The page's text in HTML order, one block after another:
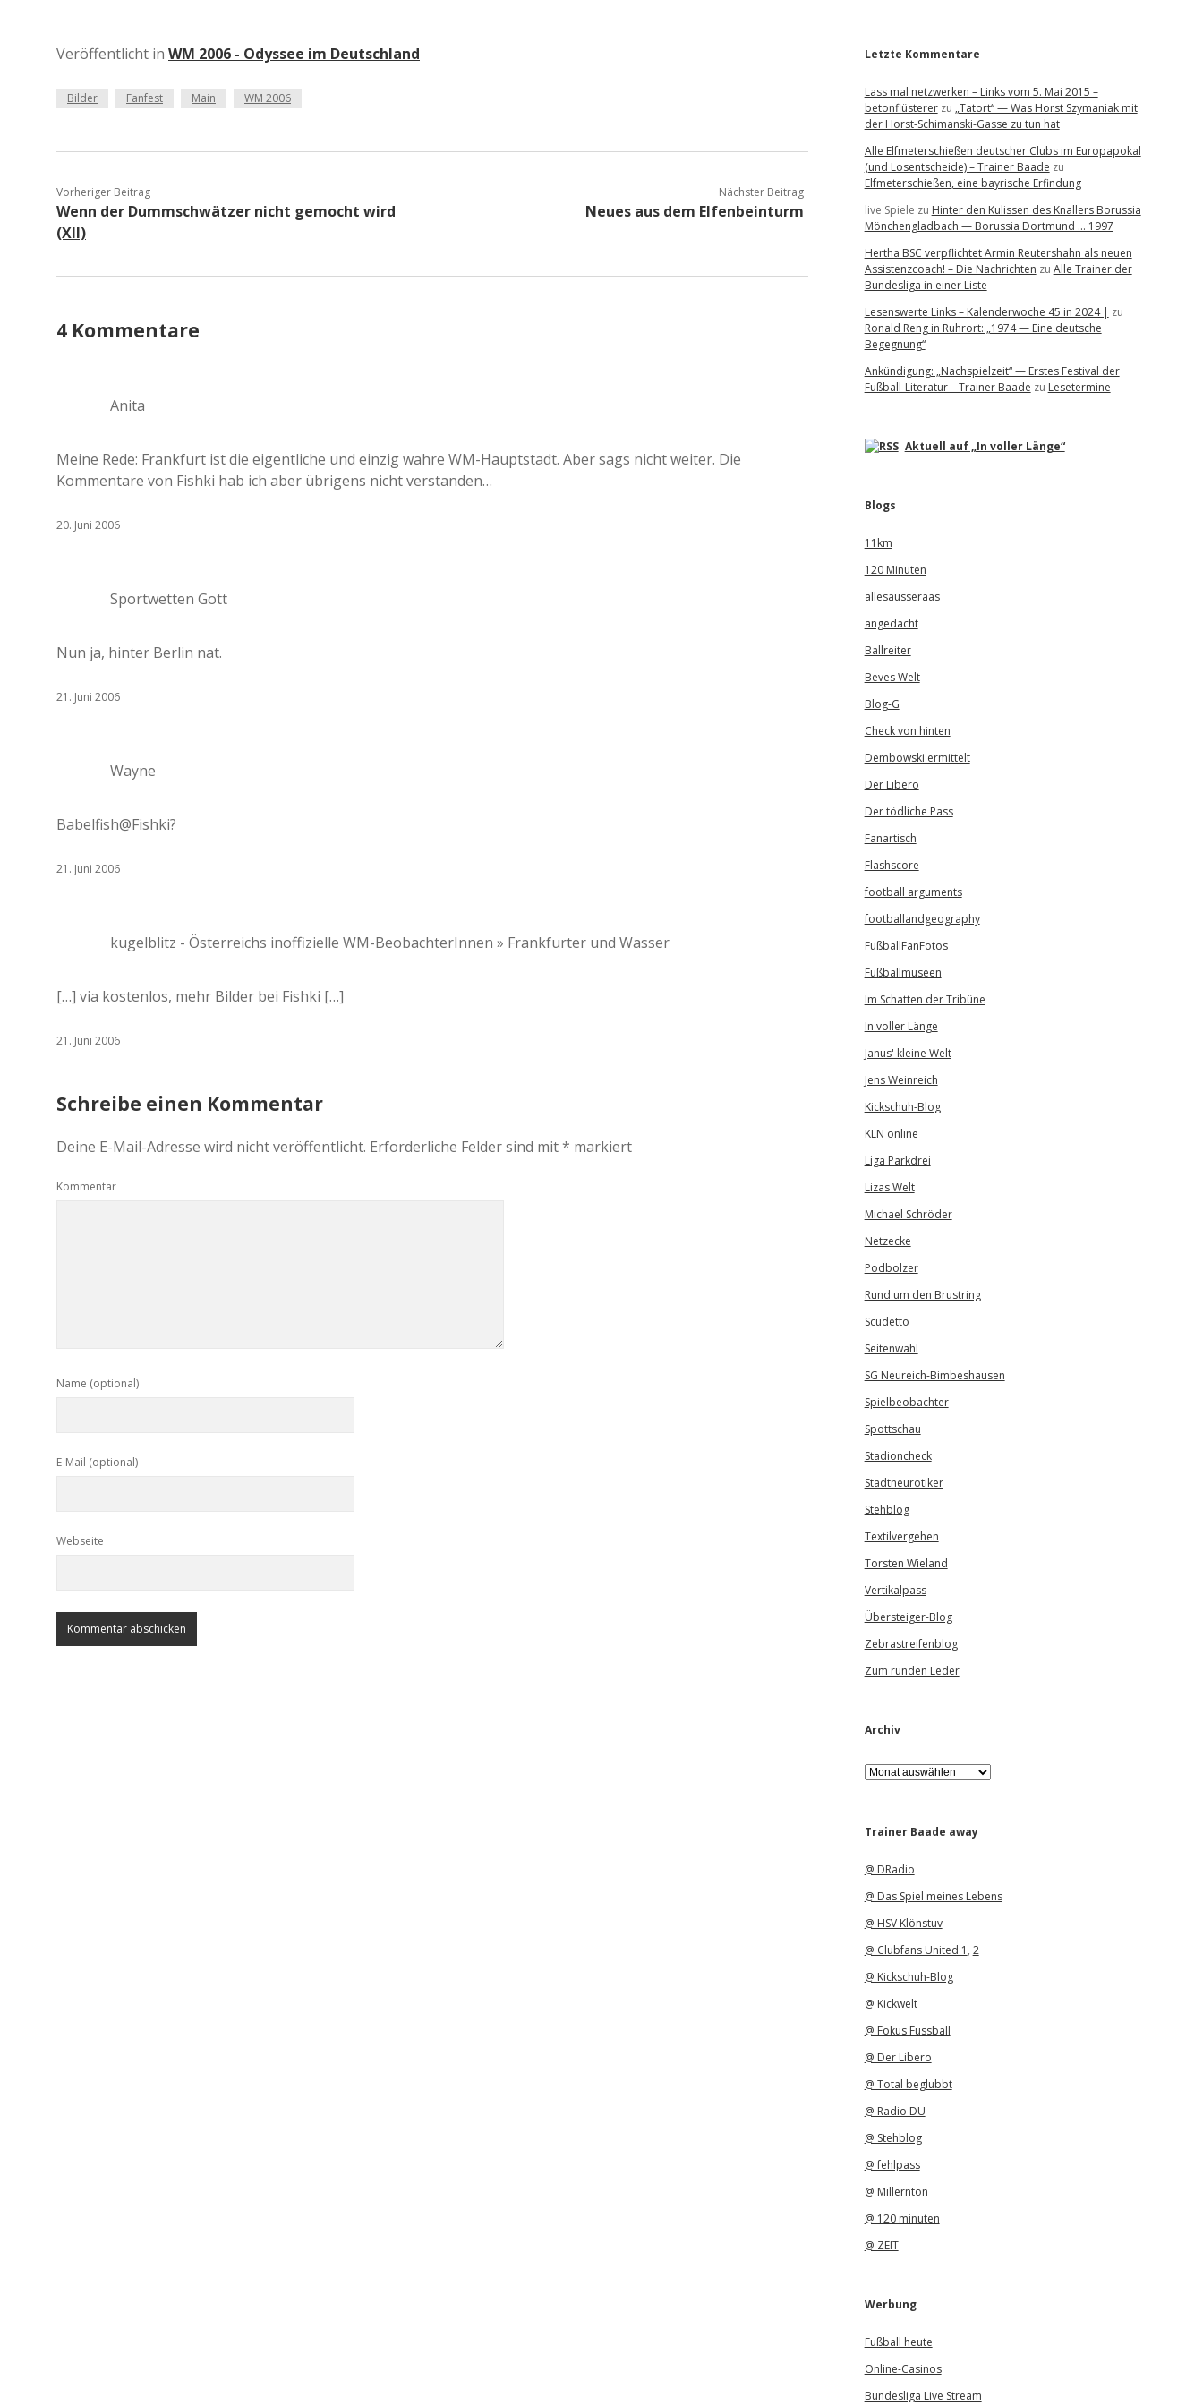
d
Veröffentlicht in WM 2006 - Odyssee im Deutschland
Bilder Fanfest Main WM 2006
Vorheriger Beitrag
Wenn der Dummschwätzer nicht gemocht wird
(XII)
Nächster Beitrag
Neues aus dem Elfenbeinturm
4 Kommentare
Anita
Meine Rede: Frankfurt ist die eigentliche und einzig wahre WM-Hauptstadt. Aber sags nicht weiter. Die
Kommentare von Fishki hab ich aber übrigens nicht verstanden…
20. Juni 2006
Sportwetten Gott
Nun ja, hinter Berlin nat.
21. Juni 2006
Wayne
Babelfish@Fishki?
21. Juni 2006
kugelblitz - Österreichs inoffizielle WM-BeobachterInnen » Frankfurter und Wasser
[…] via kostenlos, mehr Bilder bei Fishki […]
21. Juni 2006
Schreibe einen Kommentar
Deine E-Mail-Adresse wird nicht veröffentlicht. Erforderliche Felder sind mit* markiert
Kommentar
Name (optional)
E-Mail (optional)
Webseite
Letzte Kommentare
Lass mal netzwerken – Links vom 5. Mai 2015 –
betonflüstererzu „Tatort“ — Was Horst Szymaniak mit
der Horst-Schimanski-Gasse zu tun hat
Alle Elfmeterschießen deutscher Clubs im Europapokal
(und Losentscheide) – Trainer Baade zu
Elfmeterschießen, eine bayrische Erfindung
live Spiele zu Hinter den Kulissen des Knallers Borussia
Mönchengladbach — Borussia Dortmund … 1997
Hertha BSC verpflichtet Armin Reutershahn als neuen
Assistenzcoach! – Die Nachrichten zu Alle Trainer der
Bundesliga in einer Liste
Lesenswerte Links – Kalenderwoche 45 in 2024 | zu
Ronald Reng in Ruhrort: „1974 — Eine deutsche
Begegnung“
Ankündigung: „Nachspielzeit“ — Erstes Festival der
Fußball-Literatur – Trainer Baade zu Lesetermine
Aktuell auf „In voller Länge“
Blogs
11km
120 Minuten
allesausseraas
angedacht
Ballreiter
Beves Welt
Blog-G
Check von hinten
Dembowski ermittelt
Der Libero
Der tödliche Pass
Fanartisch
Flashscore
football arguments
footballandgeography
FußballFanFotos
Fußballmuseen
Im Schatten der Tribüne
In voller Länge
Janus' kleine Welt
Jens Weinreich
Kickschuh-Blog
KLN online
Liga Parkdrei
Lizas Welt
Michael Schröder
Netzecke
Podbolzer
Rund um den Brustring
Scudetto
Seitenwahl
SG Neureich-Bimbeshausen
Spielbeobachter
Spottschau
Stadioncheck
Stadtneurotiker
Stehblog
Textilvergehen
Torsten Wieland
Vertikalpass
Übersteiger-Blog
Zebrastreifenblog
Zum runden Leder
Archiv
A
r
iTrainer Baade away
@ DRadio
@ Das Spiel meines Lebens
@ HSV Klönstuv
@ Clubfans United 1 , 2
@ Kickschuh-Blog
@ Kickwelt
@ Fokus Fussball
@ Der Libero
@ Total beglubbt
@ Radio DU
@ Stehblog
@ fehlpass
@ Millernton
@ 120 minuten
@ ZEIT
Werbung
Fußball heute
Online-Casinos
Bundesliga Live Stream